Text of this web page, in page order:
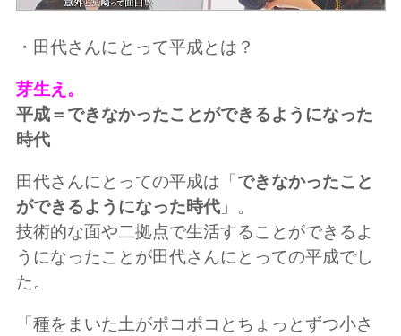
・田代さんにとって平成とは？
芽生え。
平成＝できなかったことができるようになった
時代
田代さんにとっての平成は「できなかったこと
ができるようになった時代」。
技術的な面や二拠点で生活することができるよ
うになったことが田代さんにとっての平成でし
た。
「種をまいた土がポコポコとちょっとずつ小さ